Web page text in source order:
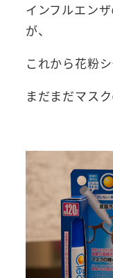
インフルエン
が、
これから花粉
まだまだマス